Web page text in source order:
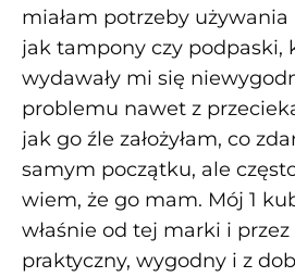
miałam potrzeby
jak tampony czy podpaski,
wydawały mi się
problemu nawet z
jak go źle założyłam, co
samym początku, ale
wiem, że go mam. Mój 1
właśnie od tej marki i
praktyczny, wygodny i z